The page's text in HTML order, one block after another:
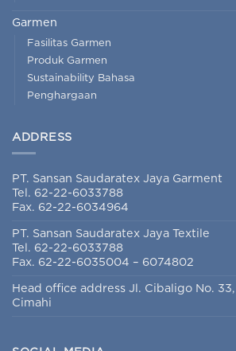
Garmen
Fasilitas Garmen
Produk Garmen
Sustainability Bahasa
Penghargaan
ADDRESS
PT. Sansan Saudaratex Jaya Garment
Tel. 62-22-6033788
Fax. 62-22-6034964
PT. Sansan Saudaratex Jaya Textile
Tel. 62-22-6033788
Fax. 62-22-6035004 – 6074802
Head office address Jl. Cibaligo No.
Cimahi